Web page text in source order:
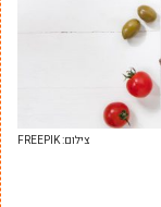
צילום: FREEPIK